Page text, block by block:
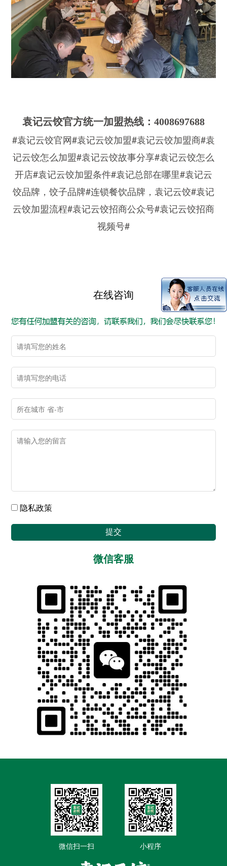
袁记云饺官方统一加盟热线：4008697688
#袁记云饺官网#袁记云饺加盟#袁记云饺加盟商#袁
记云饺怎么加盟#袁记云饺故事分享#袁记云饺怎么
开店#袁记云饺加盟条件#袁记总部在哪里#袁记云
饺品牌，饺子品牌#连锁餐饮品牌，袁记云饺#袁记
云饺加盟流程#袁记云饺招商公众号#袁记云饺招商
视频号#
在线咨询
隐私政策
提交
微信客服
微信扫一扫 小程序